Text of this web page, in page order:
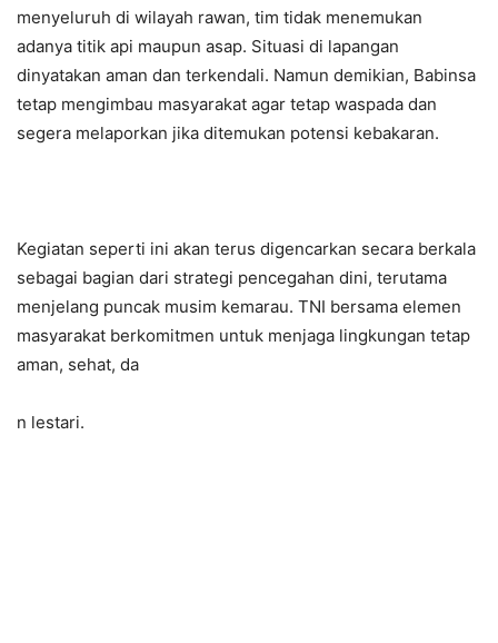
menyeluruh di wilayah rawan, tim tidak menemukan
adanya titik api maupun asap. Situasi di lapangan
dinyatakan aman dan terkendali. Namun demikian, Babinsa
tetap mengimbau masyarakat agar tetap waspada dan
segera melaporkan jika ditemukan potensi kebakaran.
Kegiatan seperti ini akan terus digencarkan secara berkala
sebagai bagian dari strategi pencegahan dini, terutama
menjelang puncak musim kemarau. TNI bersama elemen
masyarakat berkomitmen untuk menjaga lingkungan tetap
aman, sehat, da
n lestari.